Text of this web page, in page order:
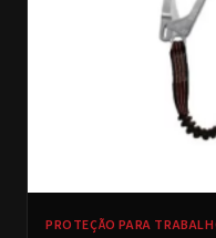
PROTEÇÃO PARA